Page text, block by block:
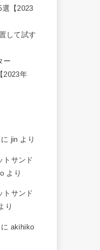
【2023
して試す
ー
2023年
に jin より
トサンド
より
トサンド
り
に akihiko